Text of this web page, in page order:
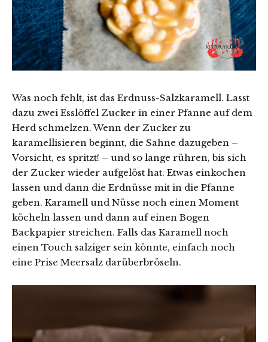
Was noch fehlt, ist das Erdnuss-Salzkaramell. Lasst
dazu zwei Esslöffel Zucker in einer Pfanne auf dem
Herd schmelzen. Wenn der Zucker zu
karamellisieren beginnt, die Sahne dazugeben –
Vorsicht, es spritzt! – und so lange rühren, bis sich
der Zucker wieder aufgelöst hat. Etwas einkochen
lassen und dann die Erdnüsse mit in die Pfanne
geben. Karamell und Nüsse noch einen Moment
köcheln lassen und dann auf einen Bogen
Backpapier streichen. Falls das Karamell noch
einen Touch salziger sein könnte, einfach noch
eine Prise Meersalz darüberbröseln.